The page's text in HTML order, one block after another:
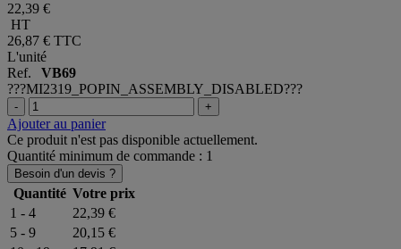
22,39 €
HT
26,87 € TTC
L'unité
Ref. VB69
???MI2319_POPIN_ASSEMBLY_DISABLED???
- +
Ajouter au panier
Ce produit n'est pas disponible actuellement.
Quantité minimum de commande : 1
Besoin d'un devis ?
Quantité Votre prix
1 - 4
22,39 €
5 - 9
20,15 €